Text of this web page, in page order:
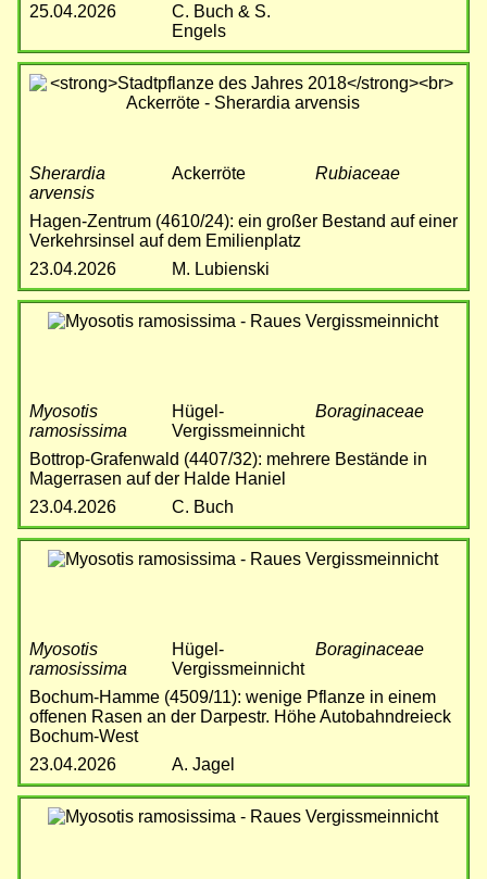
25.04.2026
C. Buch & S.
Engels
Bild
Sherardia
arvensis
Ackerröte Rubiaceae
Hagen-Zentrum (4610/24): ein großer Bestand auf einer
Verkehrsinsel auf dem Emilienplatz
23.04.2026
M. Lubienski
Bild
Myosotis
ramosissima
Hügel-
Vergissmeinnicht
Boraginaceae
Bottrop-Grafenwald (4407/32): mehrere Bestände in
Magerrasen auf der Halde Haniel
23.04.2026
C. Buch
Bild
Myosotis
ramosissima
Hügel-
Vergissmeinnicht
Boraginaceae
Bochum-Hamme (4509/11): wenige Pflanze in einem
offenen Rasen an der Darpestr. Höhe Autobahndreieck
Bochum-West
23.04.2026
A. Jagel
Bild